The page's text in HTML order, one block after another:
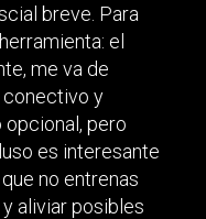
breve. Para
el
me va de
conectivo y
opcional, pero
es interesante
no entrenas
aliviar posibles